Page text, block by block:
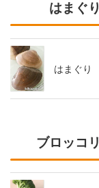
はまぐ
はまぐり
ブロッコ